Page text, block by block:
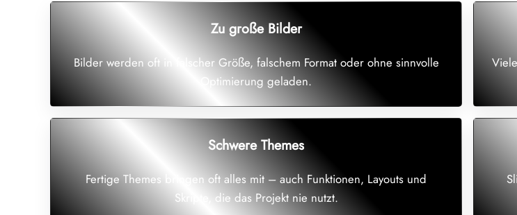
Zu große Bilder
Bilder werden oft in falscher Größe, falschem Format oder ohne sinnvolle
Optimierung geladen.
Schwere Themes
Fertige Themes bringen oft alles mit – auch Funktionen, Layouts und
Skripte, die das Projekt nie nutzt.